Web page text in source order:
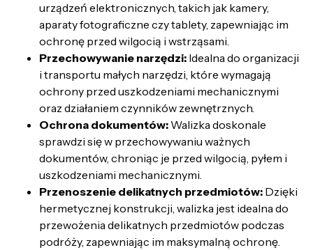
urządzeń elektronicznych, takich jak kamery,
aparaty fotograficzne czy tablety, zapewniając im
ochronę przed wilgocią i wstrząsami.
Przechowywanie narzędzi: Idealna do organizacji
i transportu małych narzędzi, które wymagają
ochrony przed uszkodzeniami mechanicznymi
oraz działaniem czynników zewnętrznych.
Ochrona dokumentów: Walizka doskonale
sprawdzi się w przechowywaniu ważnych
dokumentów, chroniąc je przed wilgocią, pyłem i
uszkodzeniami mechanicznymi.
Przenoszenie delikatnych przedmiotów: Dzięki
hermetycznej konstrukcji, walizka jest idealna do
przewożenia delikatnych przedmiotów podczas
podróży, zapewniając im maksymalną ochronę.